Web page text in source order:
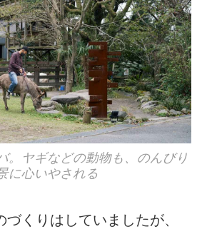
。ヤギなどの動物も、のんびり
に心いやされる
づくりはしていましたが、